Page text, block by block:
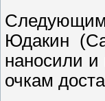
Юдакин
наносили и
очкам